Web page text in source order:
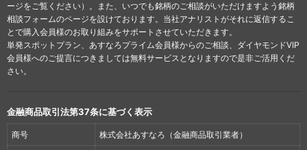
ージをご覧ください）。また、いつでも銘柄のご相談がいただけますよう銘柄
相談フォームのページを設けております。当社アナリストがそれに返信するこ
とで購入会員様のお取り組みをサポートさせていただきます。
単発スポットプラン、あすなろプライム会員様からのご相談、ダイヤモンドVIP
会員様へのご提言につきましては無料サービスとなりますので是非ご活用くだ
さい。
金融商品取引法第37条に基づく表示
商号 株式会社あすなろ（金融商品取引業者）